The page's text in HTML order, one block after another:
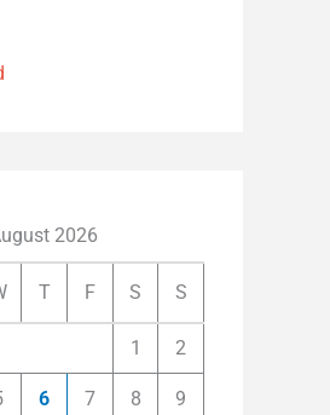
2026
T F S S
1 2
6 7 8 9